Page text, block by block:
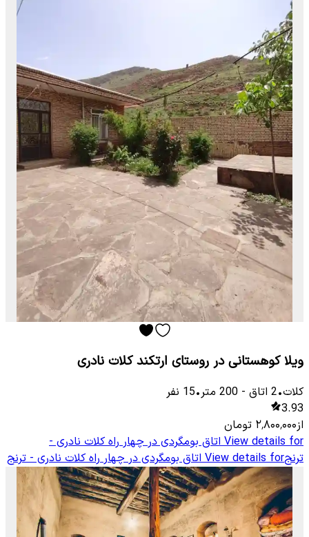
ویلا کوهستانی در روستای ارتکند کلات نادری
کلات•
2 اتاق -
200 متر•
15 نفر
3.93
از۲٬۸۰۰٬۰۰۰ تومان
View details for اتاق بومگردی در چهار راه کلات نادری -
ترنجView details for اتاق بومگردی در چهار راه کلات نادری - ترنج